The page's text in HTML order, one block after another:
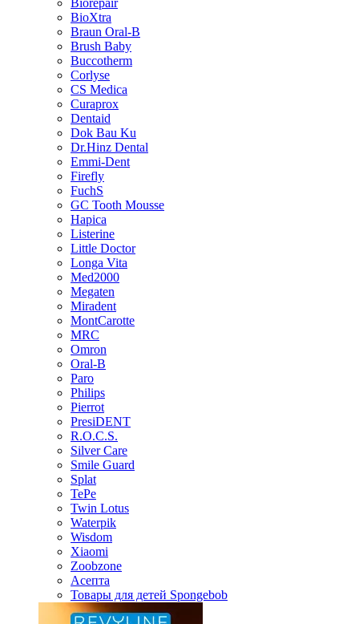
Biorepair
BioXtra
Braun Oral-B
Brush Baby
Buccotherm
Corlyse
CS Medica
Curaprox
Dentaid
Dok Bau Ku
Dr.Hinz Dental
Emmi-Dent
Firefly
FuchS
GC Tooth Mousse
Hapica
Listerine
Little Doctor
Longa Vita
Med2000
Megaten
Miradent
MontCarotte
MRC
Omron
Oral-B
Paro
Philips
Pierrot
PresiDENT
R.O.C.S.
Silver Care
Smile Guard
Splat
TePe
Twin Lotus
Waterpik
Wisdom
Xiaomi
Zoobzone
Асепта
Товары для детей Spongebob